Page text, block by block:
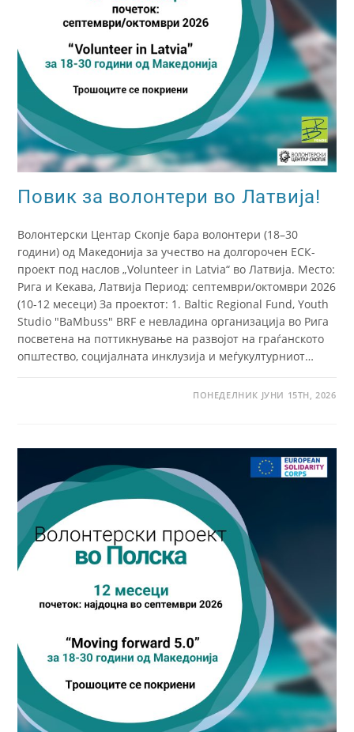
Повик за волонтери во Латвија!
Волонтерски Центар Скопје бара волонтери (18–30
години) од Македонија за учество на долгорочен ЕСК-
проект под наслов „Volunteer in Latvia“ во Латвија. Место:
Рига и Кекава, Латвија Период: септември/октомври 2026
(10-12 месеци) За проектот: 1. Baltic Regional Fund, Youth
Studio "BaMbuss" BRF е невладина организација во Рига
посветена на поттикнување на развојот на граѓанското
општество, социјалната инклузија и меѓукултурниот…
ПОНЕДЕЛНИК ЈУНИ 15TH, 2026